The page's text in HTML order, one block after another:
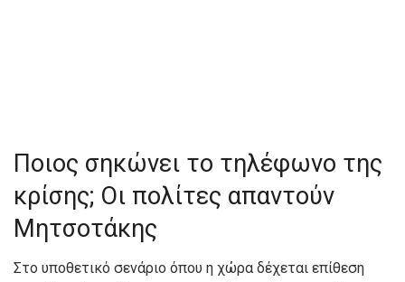
Ποιος σηκώνει το τηλέφωνο της
κρίσης; Οι πολίτες απαντούν
Μητσοτάκης
Στο υποθετικό σενάριο όπου η χώρα δέχεται επίθεση